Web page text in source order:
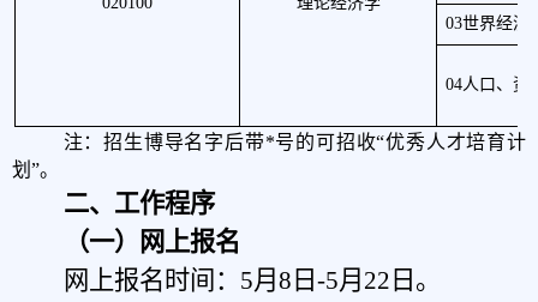
03世界经济
04人口、资
注：招生博导名字后带*号的可招收“优秀人才培育计
划”。
二、工作程序
（一）网上报名
网上报名时间： 5月 8 日-5月 22 日。